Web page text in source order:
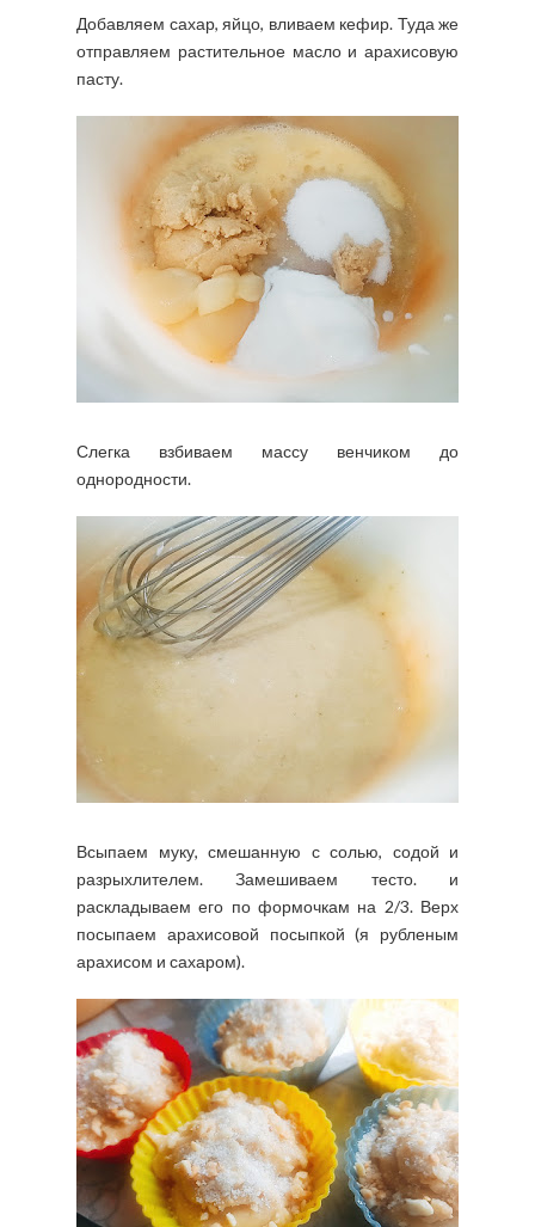
Добавляем сахар, яйцо, вливаем кефир. Туда же
отправляем растительное масло и арахисовую
пасту.
Слегка взбиваем массу венчиком до
однородности.
Всыпаем муку, смешанную с солью, содой и
разрыхлителем. Замешиваем тесто. и
раскладываем его по формочкам на 2/3. Верх
посыпаем арахисовой посыпкой (я рубленым
арахисом и сахаром).